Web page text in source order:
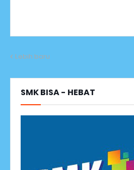
Lebih baru
SMK BISA - HEBAT